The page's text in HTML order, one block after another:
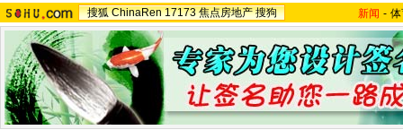
搜狐 ChinaRen 17173 焦点房地产 搜狗 新闻 -